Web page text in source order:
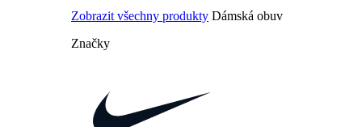
Zobrazit všechny produkty Dámská obuv
Značky